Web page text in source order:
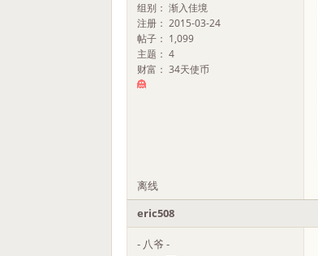
组别： 渐入佳境
注册： 2015-03-24
帖子： 1,099
主题： 4
财富： 34天使币
离线
eric508
- 八爷 -